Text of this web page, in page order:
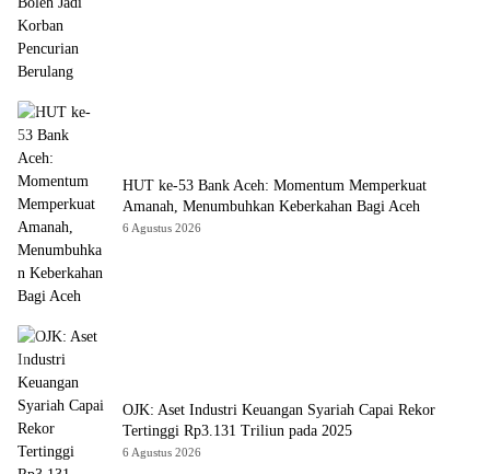
HUT ke-53 Bank Aceh: Momentum Memperkuat
Amanah, Menumbuhkan Keberkahan Bagi Aceh
6 Agustus 2026
OJK: Aset Industri Keuangan Syariah Capai Rekor
Tertinggi Rp3.131 Triliun pada 2025
6 Agustus 2026